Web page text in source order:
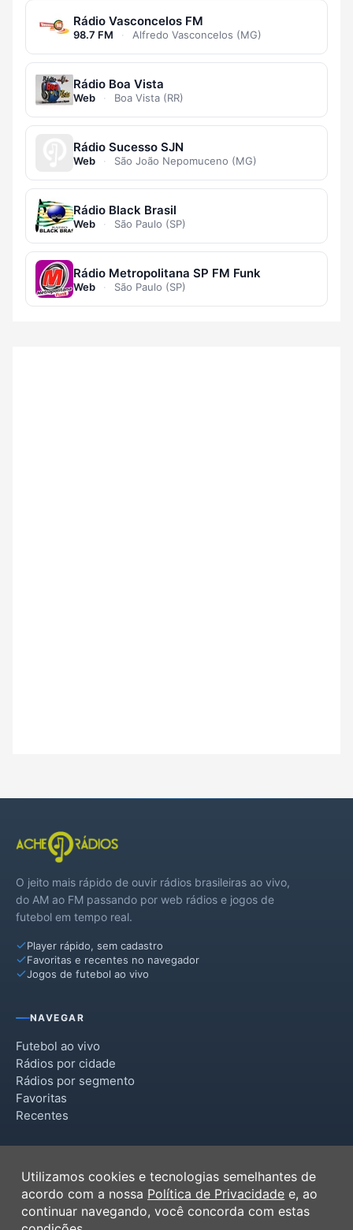
Rádio Vasconcelos FM
98.7 FM · Alfredo Vasconcelos (MG)
Rádio Boa Vista
Web · Boa Vista (RR)
Rádio Sucesso SJN
Web · São João Nepomuceno (MG)
Rádio Black Brasil
Web · São Paulo (SP)
Rádio Metropolitana SP FM Funk
Web · São Paulo (SP)
O jeito mais rápido de ouvir rádios brasileiras ao vivo,
do AM ao FM passando por web rádios e jogos de
futebol em tempo real.
Player rápido, sem cadastro
Favoritas e recentes no navegador
Jogos de futebol ao vivo
NAVEGAR
Futebol ao vivo
Rádios por cidade
Rádios por segmento
Favoritas
Recentes
Termos de Uso
Política de Privacidade
Ferramentas
Utilizamos cookies e tecnologias semelhantes de
acordo com a nossa Política de Privacidade e, ao
continuar navegando, você concorda com estas